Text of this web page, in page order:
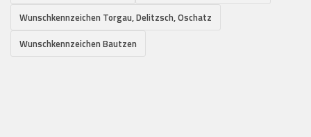
Wunschkennzeichen Torgau, Delitzsch, Oschatz
Wunschkennzeichen Bautzen